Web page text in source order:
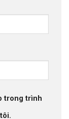
trong trình